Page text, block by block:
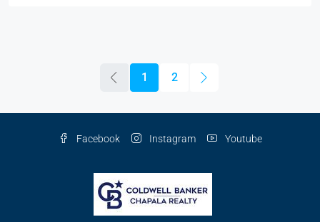
1 2
Facebook Instagram Youtube